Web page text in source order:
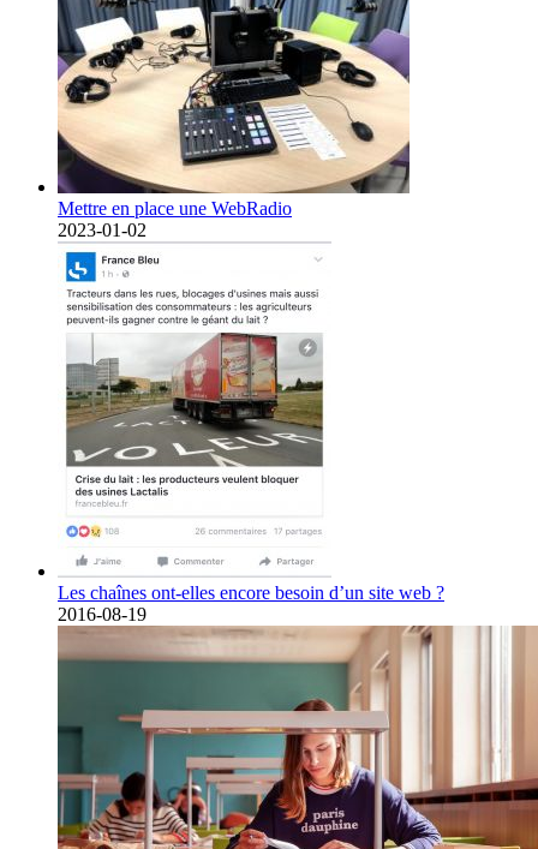
Mettre en place une WebRadio
2023-01-02
Les chaînes ont-elles encore besoin d’un site web ?
2016-08-19